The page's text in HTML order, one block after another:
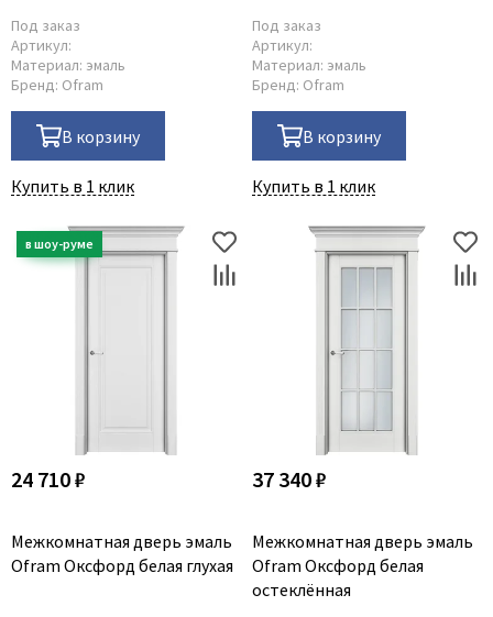
Под заказ
Артикул:
Материал: эмаль
Бренд: Ofram
В корзину
Купить в 1 клик
Под заказ
Артикул:
Материал: эмаль
Бренд: Ofram
В корзину
Купить в 1 клик
24 710 ₽
Межкомнатная дверь эмаль
Ofram Оксфорд белая глухая
37 340 ₽
Межкомнатная дверь эмаль
Ofram Оксфорд белая
остеклённая